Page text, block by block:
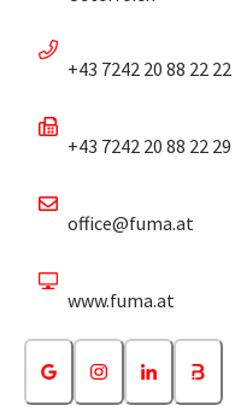
+43 7242 20 88 22 22
+43 7242 20 88 22 29
office@fuma.at
www.fuma.at